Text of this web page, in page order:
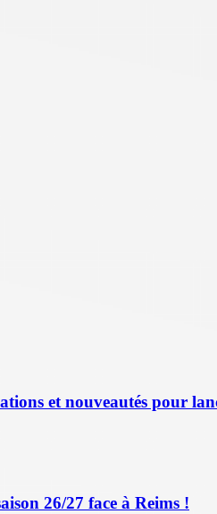
et nouveautés pour
26/27 face à Reims !